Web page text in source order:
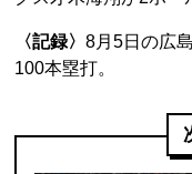
〈記録〉 8月5日の広
100本塁打。